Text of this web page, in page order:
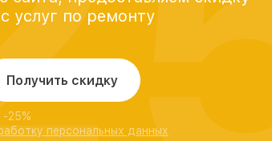
услуг по ремонту
Получить скидку
-25%
персональных данных